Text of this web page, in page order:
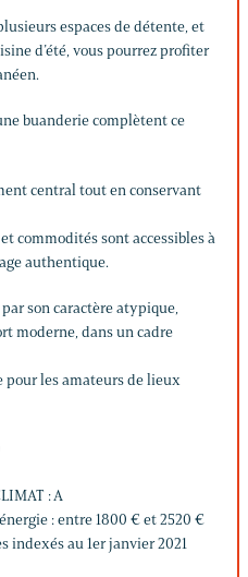
espaces de détente, et
d’été, vous pourrez profiter
buanderie complètent ce
central tout en conservant
commodités sont accessibles à
authentique.
son caractère atypique,
moderne, dans un cadre
pour les amateurs de lieux
: A
: entre 1800 € et 2520 €
indexés au 1er janvier 2021